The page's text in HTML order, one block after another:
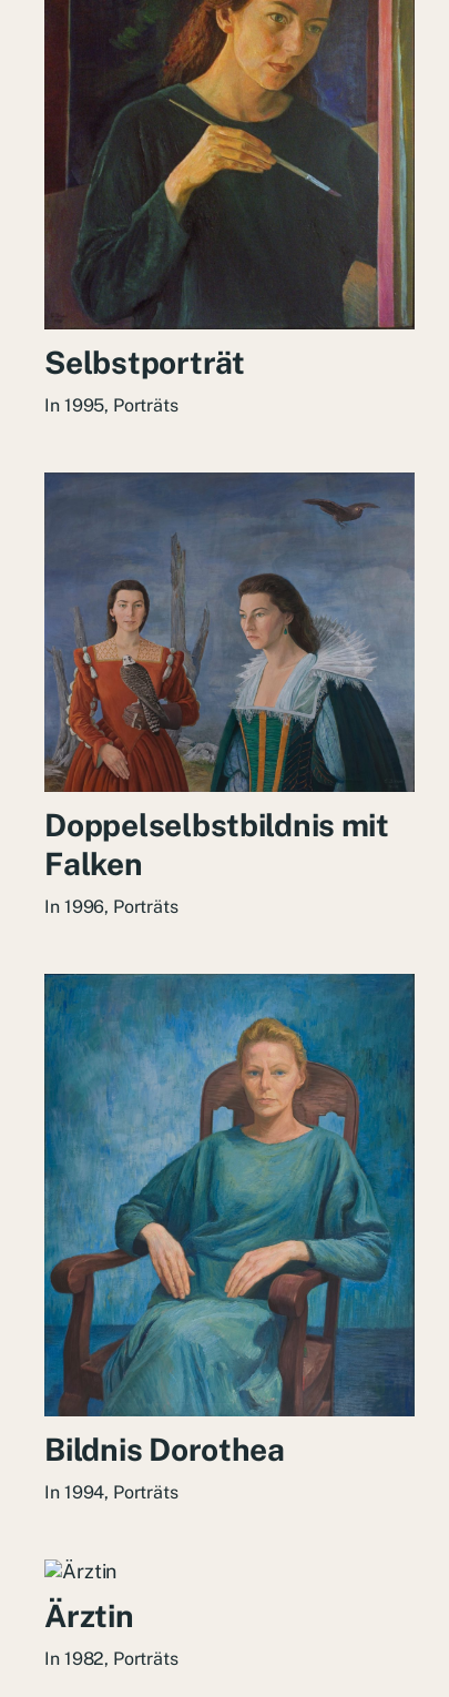
Selbstporträt
In 1995, Porträts
Doppelselbstbildnis mit
Falken
In 1996, Porträts
Bildnis Dorothea
In 1994, Porträts
Ärztin
In 1982, Porträts